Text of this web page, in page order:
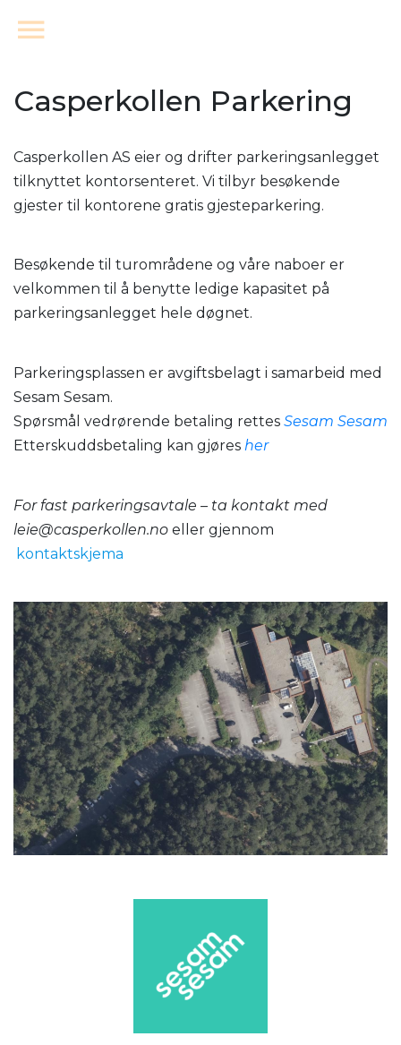
Casperkollen Parkering
Casperkollen AS eier og drifter parkeringsanlegget
tilknyttet kontorsenteret. Vi tilbyr besøkende
gjester til kontorene gratis gjesteparkering.
Besøkende til turområdene og våre naboer er
velkommen til å benytte ledige kapasitet på
parkeringsanlegget hele døgnet.
Parkeringsplassen er avgiftsbelagt i samarbeid med
Sesam Sesam.
Spørsmål vedrørende betaling rettes Sesam Sesam
Etterskuddsbetaling kan gjøres her
For fast parkeringsavtale – ta kontakt med
leie@casperkollen.no eller gjennom
kontaktskjema